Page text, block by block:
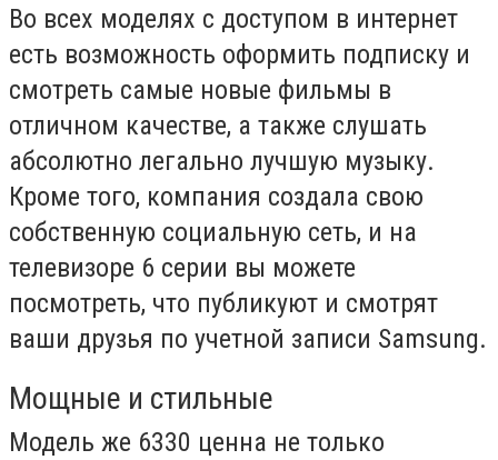
Во всех моделях с доступом в интернет
есть возможность оформить подписку и
смотреть самые новые фильмы в
отличном качестве, а также слушать
абсолютно легально лучшую музыку.
Кроме того, компания создала свою
собственную социальную сеть, и на
телевизоре 6 серии вы можете
посмотреть, что публикуют и смотрят
ваши друзья по учетной записи Samsung.
Мощные и стильные
Модель же 6330 ценна не только